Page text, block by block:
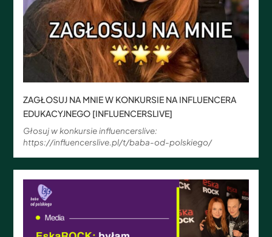
ZAGŁOSUJ NA MNIE W KONKURSIE NA INFLUENCERA
EDUKACYJNEGO [INFLUENCERSLIVE]
Głosuj w konkursie influencerslive:
https://influencerslive.pl/t/baba-od-polskiego/